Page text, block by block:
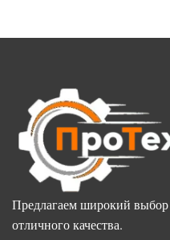
Предлагаем широкий
отличного качества.